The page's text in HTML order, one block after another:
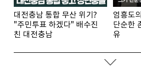
대전충남 통합 무산 위기?
"주민투표 하겠다" 배수진
친 대전충남
엄흥도
단순한
유